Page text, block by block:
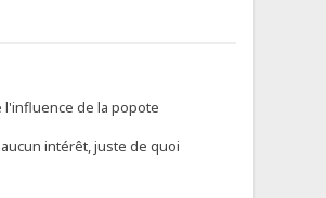
l'influence de la popote
intérêt, juste de quoi